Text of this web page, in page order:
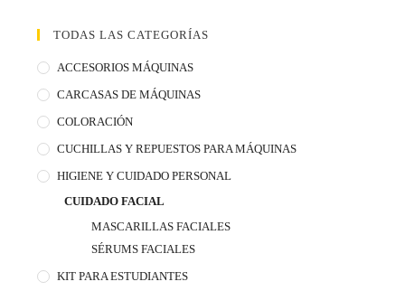
TODAS LAS CATEGORÍAS
ACCESORIOS MÁQUINAS
CARCASAS DE MÁQUINAS
COLORACIÓN
CUCHILLAS Y REPUESTOS PARA MÁQUINAS
HIGIENE Y CUIDADO PERSONAL
CUIDADO FACIAL
MASCARILLAS FACIALES
SÉRUMS FACIALES
KIT PARA ESTUDIANTES